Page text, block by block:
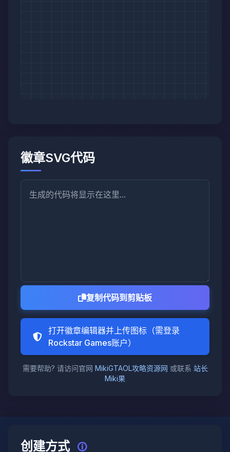
徽章SVG代码
复制代码到剪贴板
打开徽章编辑器并上传图标（需登录
Rockstar Games账户）
需要帮助? 请访问官网 MikiGTAOL攻略资源网 或联系 站长
Miki果
创建方式 🛈